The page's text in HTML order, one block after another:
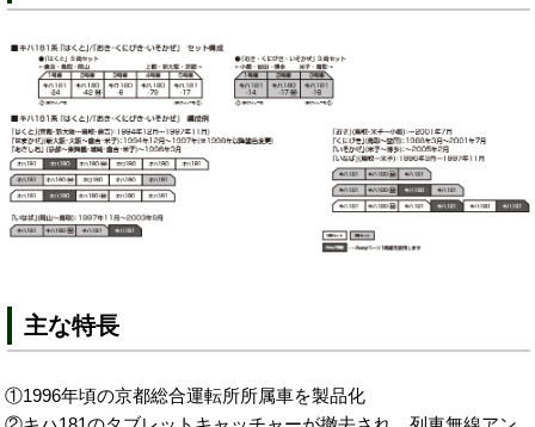
主な特長
①1996年頃の京都総合運転所所属車を製品化